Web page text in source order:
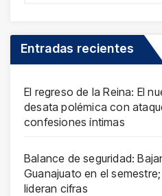
Entradas recientes
El regreso de la Reina: El
desata polémica con
confesiones íntimas
Balance de seguridad:
Guanajuato en el
lideran cifras